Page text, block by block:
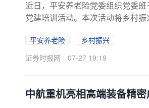
近日，平安养老险党委组织党委
党建培训活动。本次活动将乡村
兴活动首站，平安养老险一行来
双方围绕特色产业培育、集体经
平安养老险
乡村振兴
证券时报网
07-27 19:19
中航重机亮相高端装备精